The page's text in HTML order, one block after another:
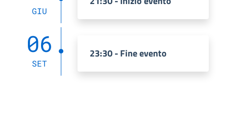
GIU
06
SET
23:30 - Fine evento